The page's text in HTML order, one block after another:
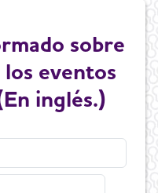
sobre
los eventos
inglés.)